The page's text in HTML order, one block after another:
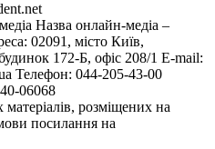
Назва онлайн-медіа –
02091, місто Київ,
172-Б, офіс 208/1 E-mail:
Телефон: 044-205-43-00
06068
розміщених на
посилання на